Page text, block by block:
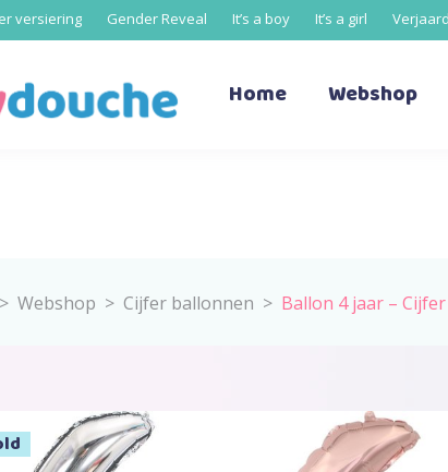
versiering Gender Reveal It’s a boy It’s a girl
Home Webshop
> Webshop > Cijfer ballonnen > Ballon 4 jaar –